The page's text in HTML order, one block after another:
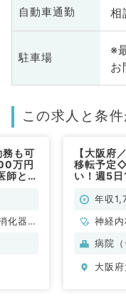
自動車通勤 相
駐車場
※
お
この求人と条
も可
万円
師とし
化器内
【大阪
移転予定
い！週5
常勤）年収
神経
科、
病院（
大阪